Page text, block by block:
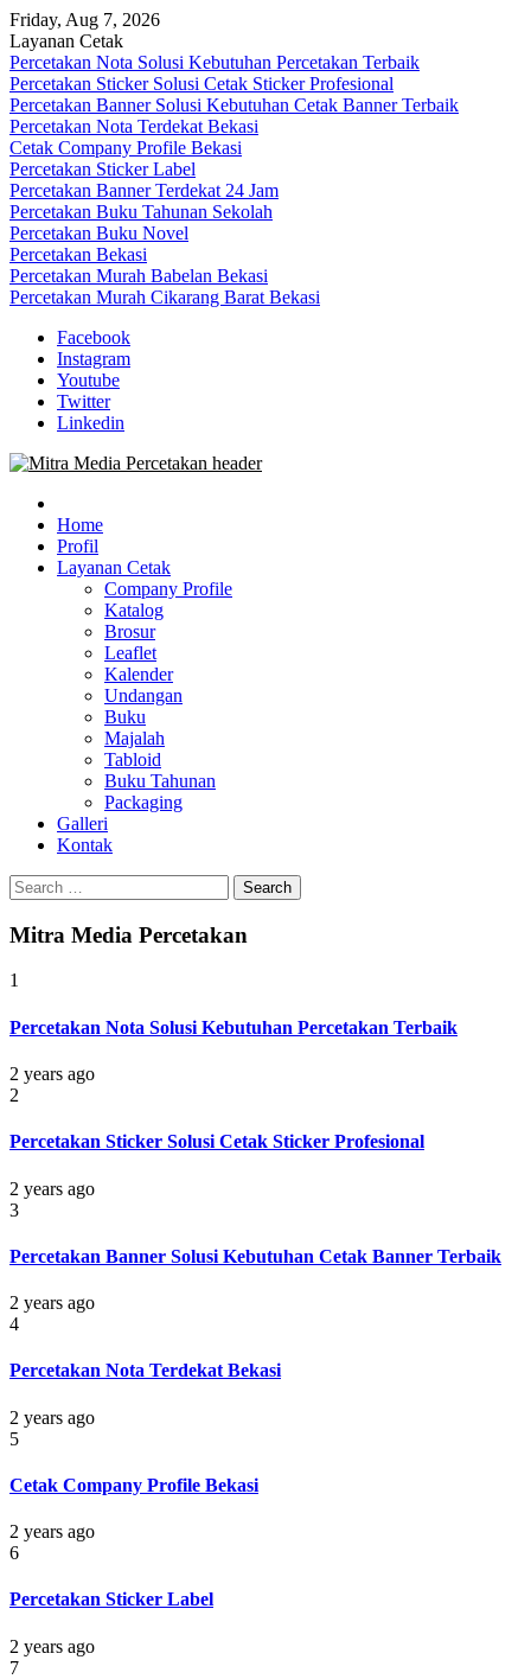
Skip
to
content
Friday, Aug 7, 2026
Layanan Cetak
Percetakan Nota Solusi Kebutuhan Percetakan Terbaik
Percetakan Sticker Solusi Cetak Sticker Profesional
Percetakan Banner Solusi Kebutuhan Cetak Banner Terbaik
Percetakan Nota Terdekat Bekasi
Cetak Company Profile Bekasi
Percetakan Sticker Label
Percetakan Banner Terdekat 24 Jam
Percetakan Buku Tahunan Sekolah
Percetakan Buku Novel
Percetakan Bekasi
Percetakan Murah Babelan Bekasi
Percetakan Murah Cikarang Barat Bekasi
Facebook
Instagram
Youtube
Twitter
Linkedin
Mitra Media Percetakan Bekasi
0813-1670-6191
0813-1670-6191 (Call/WA) Perusahaan Tempat Alamat Jasa Pusat
Percetakan Bekasi Barat Timur Utara Selatan Murah 24 Jam
Home
Profil
Layanan Cetak
Company Profile
Katalog
Brosur
Leaflet
Kalender
Undangan
Buku
Majalah
Tabloid
Buku Tahunan
Packaging
Galleri
Kontak
Search
for:
Mitra Media Percetakan
1
Percetakan Nota Solusi Kebutuhan Percetakan Terbaik
2 years ago
2
Percetakan Sticker Solusi Cetak Sticker Profesional
2 years ago
3
Percetakan Banner Solusi Kebutuhan Cetak Banner Terbaik
2 years ago
4
Percetakan Nota Terdekat Bekasi
2 years ago
5
Cetak Company Profile Bekasi
2 years ago
6
Percetakan Sticker Label
2 years ago
7